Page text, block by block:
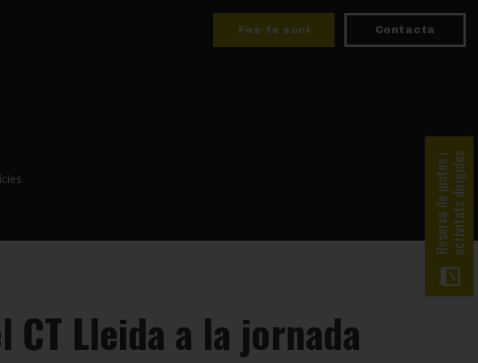
Reserva de pistes iactivitats dirigides
Fes-te soci Contacta
Lleida a la jornada